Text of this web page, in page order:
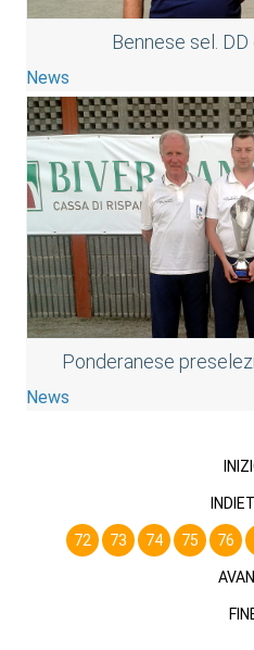
Bennese sel.
News
Ponderanese
News
72 73 74 75 76